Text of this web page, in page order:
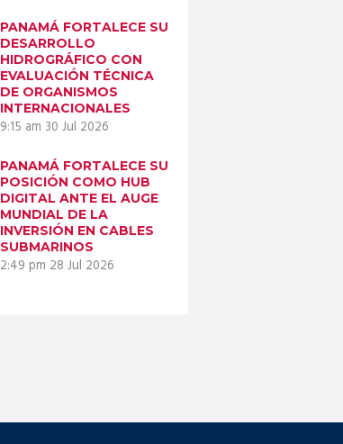
PANAMÁ FORTALECE SU
DESARROLLO
HIDROGRÁFICO CON
EVALUACIÓN TÉCNICA
DE ORGANISMOS
INTERNACIONALES
9:15 am 30 Jul 2026
PANAMÁ FORTALECE SU
POSICIÓN COMO HUB
DIGITAL ANTE EL AUGE
MUNDIAL DE LA
INVERSIÓN EN CABLES
SUBMARINOS
2:49 pm 28 Jul 2026